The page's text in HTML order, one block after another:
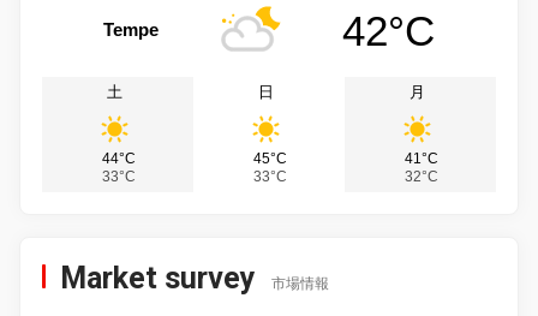
Tempe 42°C
土
44°C
33°C
日
45°C
33°C
月
41°C
32°C
Market survey 市場情報